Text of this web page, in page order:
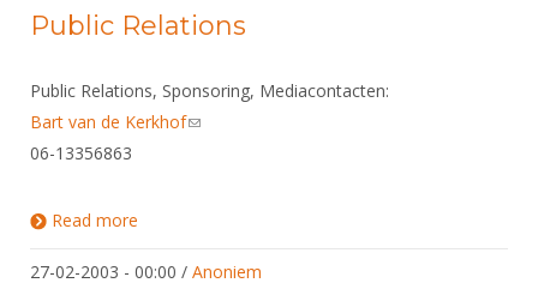
Public Relations
Public Relations, Sponsoring, Mediacontacten:
Bart van de Kerkhof(link sends e-mail)
06-13356863
Read more
27-02-2003 - 00:00 / Anoniem